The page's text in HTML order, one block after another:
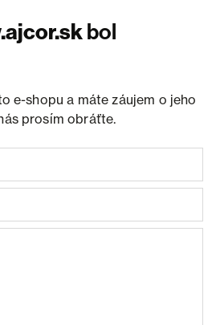
bol
e-shopu a máte záujem o jeho
prosím obráťte.